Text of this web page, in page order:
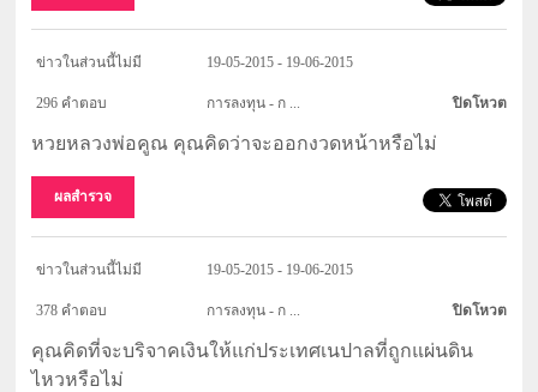
ข่าวในส่วนนี้ไม่มี 19-05-2015 - 19-06-2015
296 คำตอบ การลงทุน - ก ... ปิดโหวต
หวยหลวงพ่อคูณ คุณคิดว่าจะออกงวดหน้าหรือไม่
ผลสำรวจ
ข่าวในส่วนนี้ไม่มี 19-05-2015 - 19-06-2015
378 คำตอบ การลงทุน - ก ... ปิดโหวต
คุณคิดที่จะบริจาคเงินให้แก่ประเทศเนปาลที่ถูกแผ่นดิน
ไหวหรือไม่